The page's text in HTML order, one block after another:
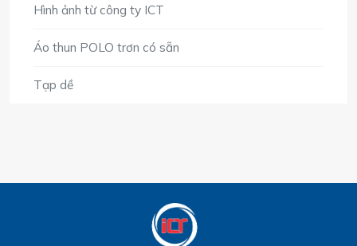
Hình ảnh từ công ty ICT
Áo thun POLO trơn có sẵn
Tạp dề